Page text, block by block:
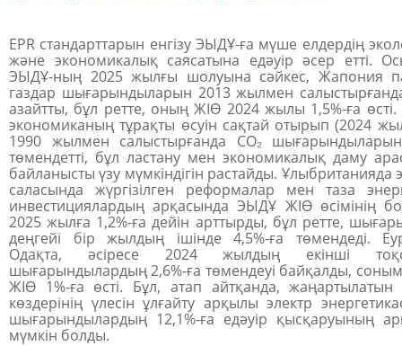
EPR стандарттарын енгізу ЭЫДҰ-ға мүше елдердің
және экономикалық саясатына едәуір әсер етті.
ЭЫДҰ-ның 2025 жылғы шолуына сәйкес, Жапония
газдар шығарындыларын 2013 жылмен
азайтты, бұл ретте, оның ЖІӨ 2024 жылы 1,5%-ға
экономиканың тұрақты өсуін сақтай отырып(2024
1990 жылмен салыстырғанда CO₂
төмендетті, бұл ластану мен экономикалық даму
байланысты үзу мүмкіндігін растайды. Ұлыбританияда
саласында жүргізілген реформалар мен таза
инвестициялардың арқасында ЭЫДҰ ЖІӨ өсімінің
2025 жылға 1,2%-ға дейін арттырды, бұл ретте,
деңгейі бір жылдың ішінде 4,5%-ға төмендеді.
Одақта, әсіресе 2024 жылдың екінші
шығарындылардың 2,6%-ға төмендеуі байқалды,
ЖІӨ 1%-ға өсті. Бұл, атап айтқанда, жаңартылатын
көздерінің үлесін ұлғайту арқылы электр
шығарындылардың 12,1%-ға едәуір қысқаруының
мүмкін болды.